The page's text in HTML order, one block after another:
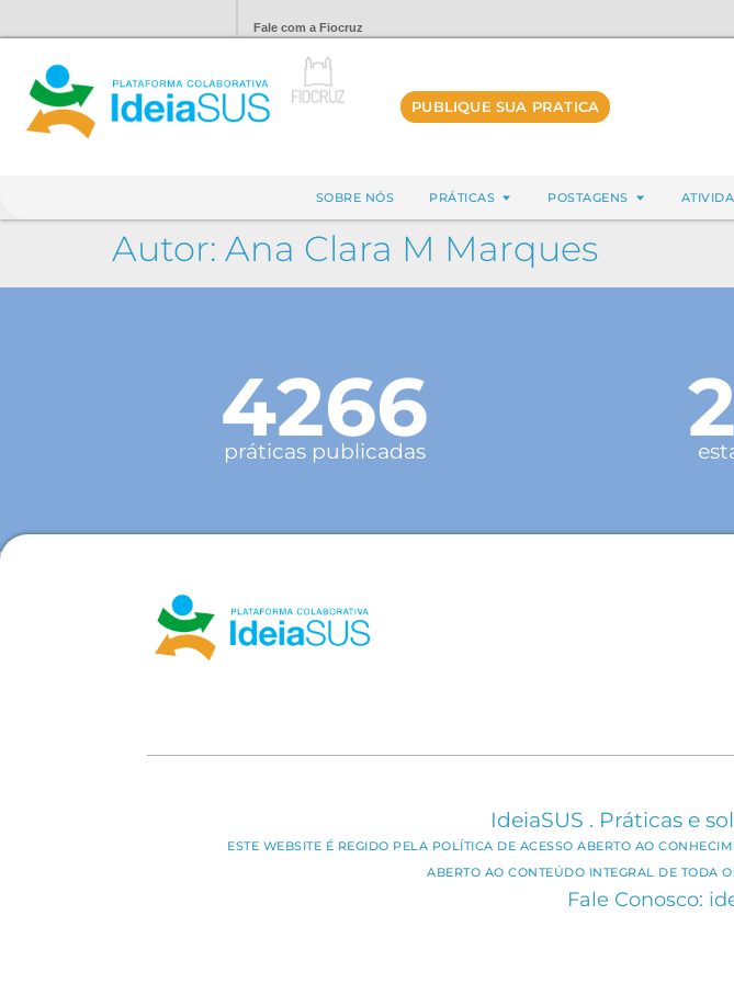
Fale com a Fiocruz
PUBLIQUE SUA PRATICA
SOBRE NÓS PRÁTICAS POSTAGENS
Autor: Ana Clara M Marques
4266
práticas publicadas
IdeiaSUS . Práticas e
ESTE WEBSITE É REGIDO PELA POLÍTICA DE ACESSO ABERTO AO
ABERTO AO CONTEÚDO INTEGRAL DE TODA
Fale Conosco: